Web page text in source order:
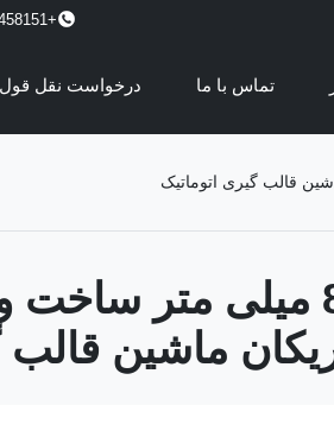
+8615751458151
تماس با ما درخواست نقل قول
80 میلی متر
ماشین قالب